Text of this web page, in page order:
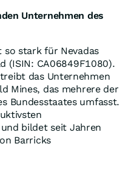
Unternehmen des
so stark für Nevadas
(ISIN: CA06849F1080).
das Unternehmen
Mines, das mehrere der
Bundesstaates umfasst.
bildet seit Jahren
Barricks